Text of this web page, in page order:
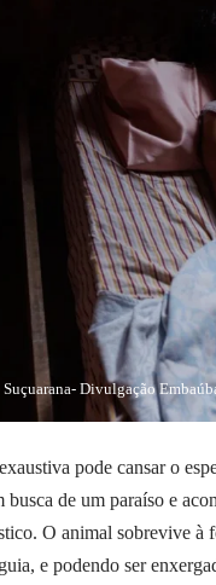
Suçuarana- Divulgação
pode cansar o
de um paraíso e
O animal sobrevive à
e podendo ser